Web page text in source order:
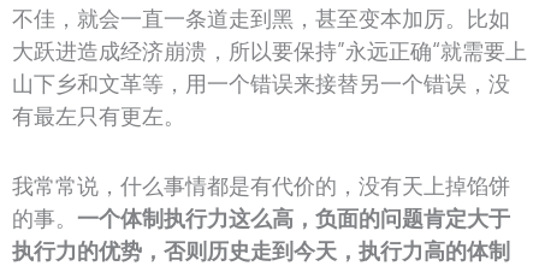
不佳，就会一直一条道走到黑，甚至变本加厉。比如
大跃进造成经济崩溃，所以要保持”永远正确“就需要上
山下乡和文革等，用一个错误来接替另一个错误，没
有最左只有更左。
我常常说，什么事情都是有代价的，没有天上掉馅饼
的事。 一个体制执行力这么高，负面的问题肯定大于
执行力的优势，否则历史走到今天，执行力高的体制